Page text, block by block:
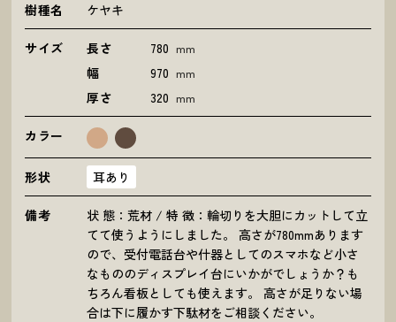
樹種名 ケヤキ
サイズ 長さ 780 mm
幅 970 mm
厚さ 320 mm
カラー
形状 耳あり
備考
状 態：荒材 / 特 徴：輪切りを大胆にカットして立
てて使うようにしました。 高さが780mmあります
ので、受付電話台や什器としてのスマホなど小さ
なもののディスプレイ台にいかがでしょうか？も
ちろん看板としても使えます。 高さが足りない場
合は下に履かす下駄材をご相談ください。